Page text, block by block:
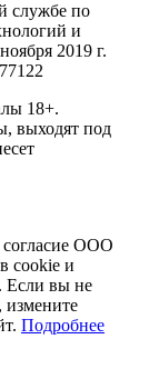
службе по
и
2019 г.
18+.
выходят под
согласие ООО
cookie и
Если вы не
измените
Подробнее